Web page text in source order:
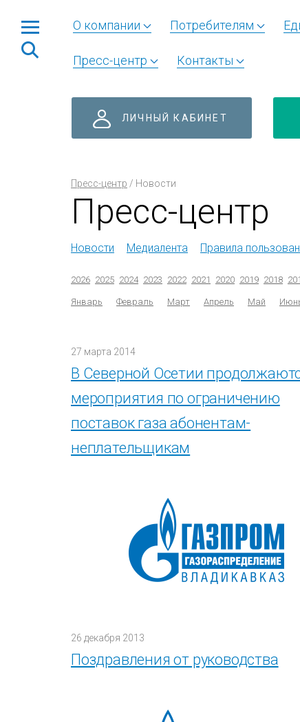
О компании Потребителям
Пресс-центр Контакты
ЛИЧНЫЙ КАБИНЕТ
Пресс-центр / Новости
Пресс-центр
Новости Медиалента Правила
2026 2025 2024 2023 2022 2021 2020 2019 2018
Январь Февраль Март Апрель Май
27 марта 2014
В Северной Осетии
мероприятия по ограничению
поставок газа абонентам-
неплательщикам
26 декабря 2013
Поздравления от руководства